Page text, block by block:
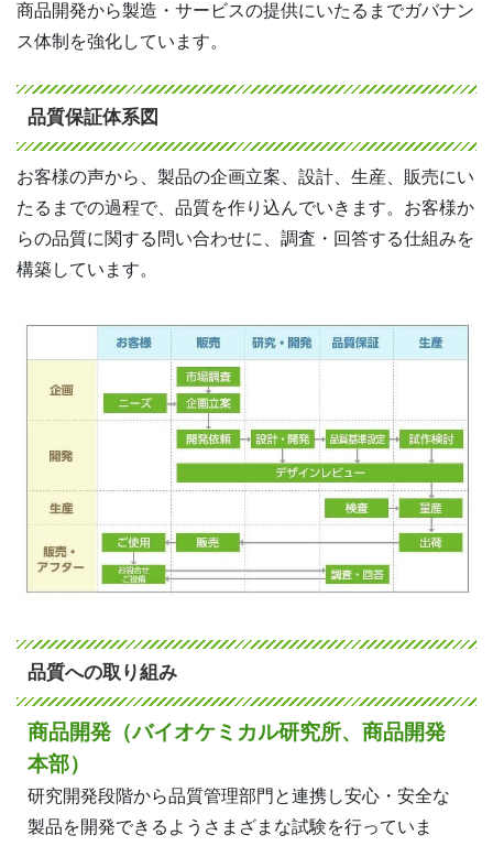
商品開発から製造・サービスの提供にいたるまでガバナン
ス体制を強化しています。
品質保証体系図
お客様の声から、製品の企画立案、設計、生産、販売にい
たるまでの過程で、品質を作り込んでいきます。お客様か
らの品質に関する問い合わせに、調査・回答する仕組みを
構築しています。
品質への取り組み
商品開発（バイオケミカル研究所、商品開発
本部）
研究開発段階から品質管理部門と連携し安心・安全な
製品を開発できるようさまざまな試験を行っていま